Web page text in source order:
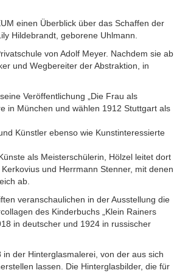
einen Überblick über das Schaffen der
Hildebrandt, geborene Uhlmann.
von Adolf Meyer. Nachdem sie ab
und Wegbereiter der Abstraktion, in
Veröffentlichung „Die Frau als
in München und wählen 1912 Stuttgart als
Künstler ebenso wie Kunstinteressierte
als Meisterschülerin, Hölzel leitet dort
und Herrmann Stenner, mit denen
ab.
veranschaulichen in der Ausstellung die
des Kinderbuchs „Klein Rainers
in deutscher und 1924 in russischer
der Hinterglasmalerei, von der aus sich
lassen. Die Hinterglasbilder, die für